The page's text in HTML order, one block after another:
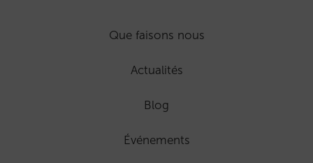
Que faisons nous
Actualités
Blog
Événements